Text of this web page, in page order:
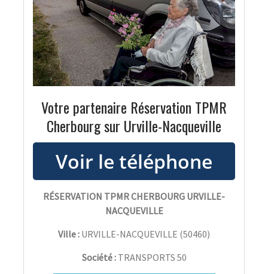
Votre partenaire Réservation TPMR
Cherbourg sur Urville-Nacqueville
RÉSERVATION TPMR CHERBOURG URVILLE-
NACQUEVILLE
Ville : URVILLE-NACQUEVILLE (50460)
Société : TRANSPORTS 50